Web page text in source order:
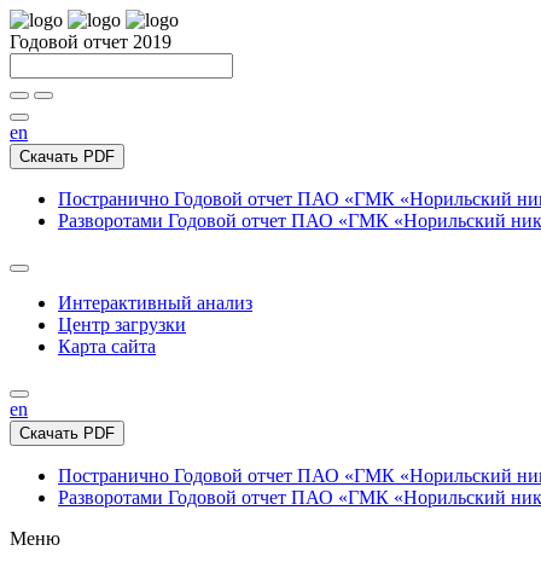
Годовой отчет 2019
en
Скачать PDF
Постранично Годовой отчет ПАО «ГМК «Норильский
Разворотами Годовой отчет ПАО «ГМК «Норильский
Интерактивный анализ
Центр загрузки
Карта сайта
en
Скачать PDF
Постранично Годовой отчет ПАО «ГМК «Норильский
Разворотами Годовой отчет ПАО «ГМК «Норильский
Меню